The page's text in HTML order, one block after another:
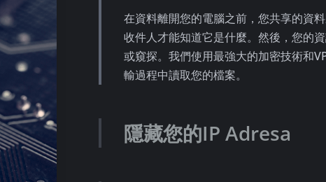
在資料離開您的電腦之前，您共享的資
收件人才能知道它是什麼。然後，您的
或窺探。我們使用最強大的加密技術和
輸過程中讀取您的檔案。
隱藏您的IP Adresa